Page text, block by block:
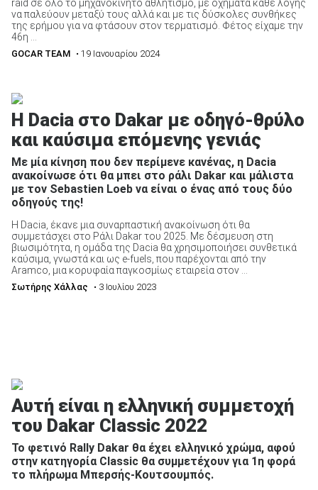
raid σε όλο το μηχανοκίνητο αθλητισμό, με οχήματα κάθε λογής
να παλεύουν μεταξύ τους αλλά και με τις δύσκολες συνθήκες
της ερήμου για να φτάσουν στον τερματισμό. Φέτος είχαμε την
46η ...
GOCAR TEAM • 19 Ιανουαρίου 2024
Η Dacia στο Dakar με οδηγό-θρύλο
και καύσιμα επόμενης γενιάς
Με μία κίνηση που δεν περίμενε κανένας, η Dacia
ανακοίνωσε ότι θα μπει στο ράλι Dakar και μάλιστα
με τον Sebastien Loeb να είναι ο ένας από τους δύο
οδηγούς της!
Η Dacia, έκανε μια συναρπαστική ανακοίνωση ότι θα
συμμετάσχει στο Ράλι Dakar του 2025. Με δέσμευση στη
βιωσιμότητα, η ομάδα της Dacia θα χρησιμοποιήσει συνθετικά
καύσιμα, γνωστά και ως e-fuels, που παρέχονται από την
Aramco, μια κορυφαία παγκοσμίως εταιρεία στον ...
Σωτήρης Χάλλας • 3 Ιουλίου 2023
Αυτή είναι η ελληνική συμμετοχή
του Dakar Classic 2022
Το φετινό Rally Dakar θα έχει ελληνικό χρώμα, αφού
στην κατηγορία Classic θα συμμετέχουν για 1η φορά
το πλήρωμα Μπερσής-Κουτσουμπός.